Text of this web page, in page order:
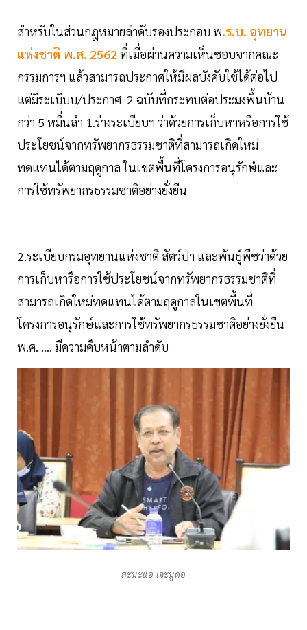
สำหรับในส่วนกฎหมายลำดับรองประกอบ พ.ร.บ. อุทยาน
แห่งชาติ พ.ศ. 2562 ที่เมื่อผ่านความเห็นชอบจากคณะ
กรรมการฯ แล้วสามารถประกาศให้มีผลบังคับใช้ได้ต่อไป
แต่มีระเบีบบ/ประกาศ 2 ฉบับที่กระทบต่อประมงพื้นบ้าน
กว่า 5 หมื่นลำ 1.ร่างระเบียบฯ ว่าด้วยการเก็บหาหรือการใช้
ประโยชน์จากทรัพยากรธรรมชาติที่สามารถเกิดใหม่
ทดแทนได้ตามฤดูกาล ในเขตพื้นที่โครงการอนุรักษ์และ
การใช้ทรัพยากรธรรมชาติอย่างยั่งยืน
2.ระเบียบกรมอุทยานแห่งชาติ สัตว์ป่า และพันธุ์พืชว่าด้วย
การเก็บหารือการใช้ประโยชน์จากทรัพยากรธรรมชาติที่
สามารถเกิดใหม่ทดแทนได้ตามฤดูกาลในเขตพื้นที่
โครงการอนุรักษ์และการใช้ทรัพยากรธรรมชาติอย่างยั่งยืน
พ.ศ. .... มีความคืบหน้าตามลำดับ
สะมะแอ เจะมูดอ